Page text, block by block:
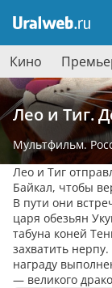
Кино
Лео и Тиг.
Мультфильм.
Лео и Тиг
Байкал, чтобы
В пути они
царя обезьян
табуна коней
захватить
награду
— великого